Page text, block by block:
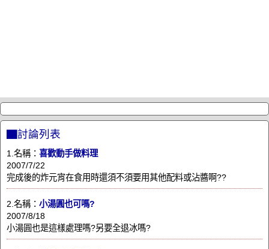
▇討論列表
1.名稱： 喜歡動手做料理
2007/7/22
完成後的炸元宵在食用時還須不須要用其他配料或沾醬啊??
2.名稱： 小湯圓也可嗎?
2007/8/18
小湯圓也是這樣處理嗎?另要全退冰嗎?